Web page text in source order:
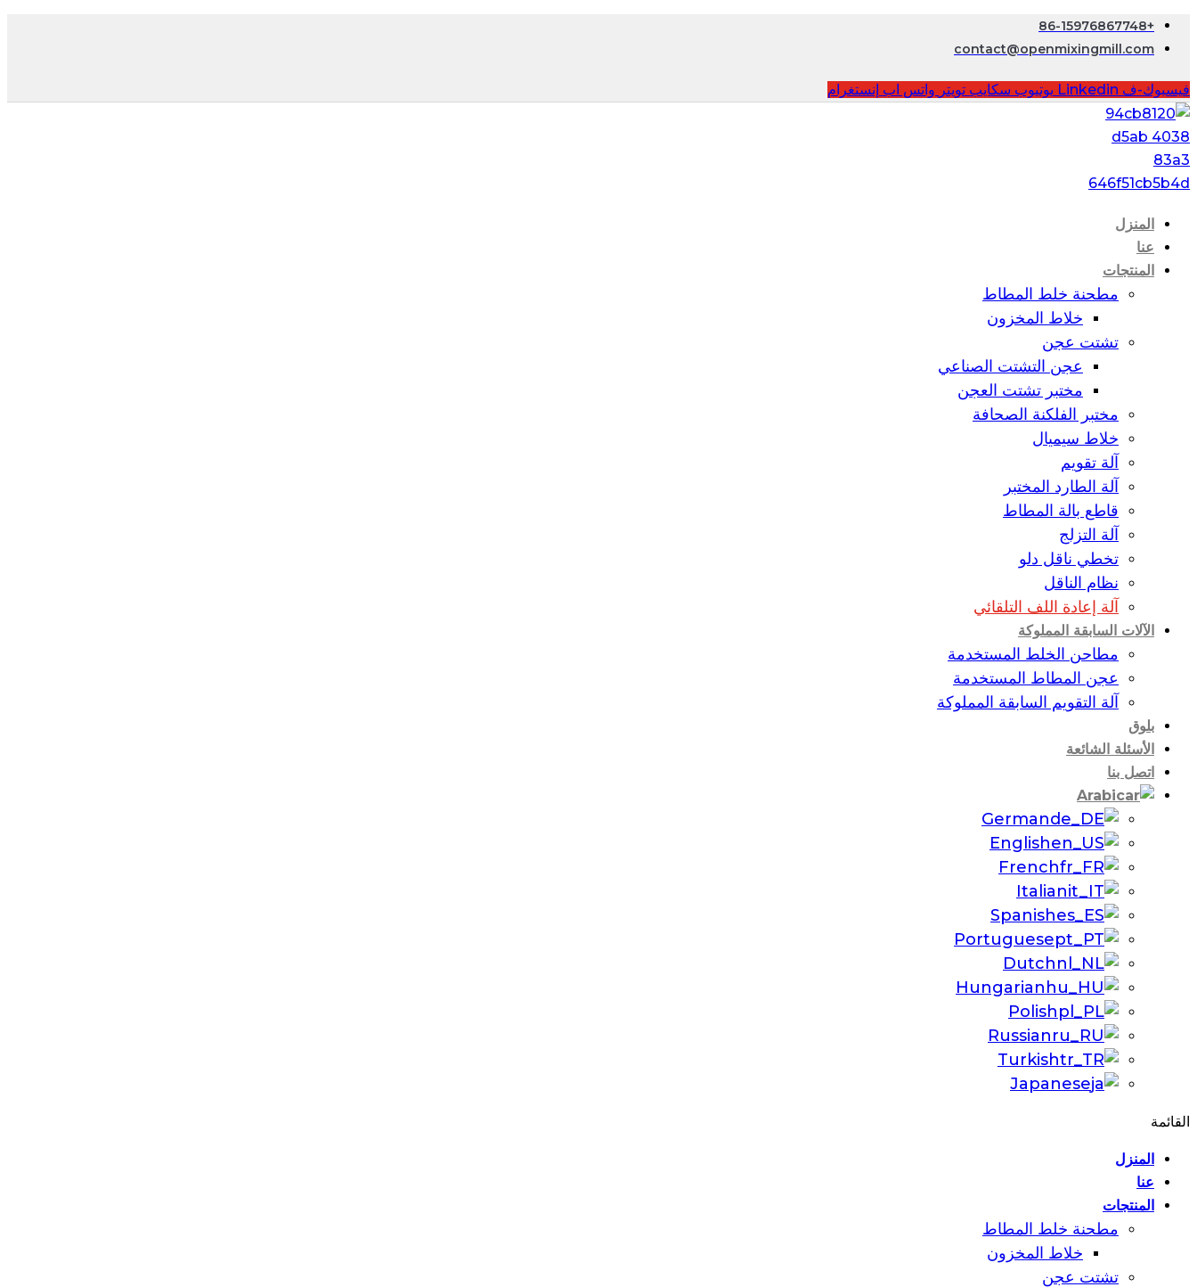
+86-15976867748
contact@openmixingmill.com
فيسبوك-ف Linkedin يوتيوب سكايب تويتر واتس اب إنستغرام
المنزل
عنا
المنتجات
مطحنة خلط المطاط
خلاط المخزون
تشتت عجن
عجن التشتت الصناعي
مختبر تشتت العجن
مختبر الفلكنة الصحافة
خلاط سيميال
آلة تقويم
آلة الطارد المختبر
قاطع بالة المطاط
آلة التزلج
تخطي ناقل دلو
نظام الناقل
آلة إعادة اللف التلقائي
الآلات السابقة المملوكة
مطاحن الخلط المستخدمة
عجن المطاط المستخدمة
آلة التقويم السابقة المملوكة
بلوق
الأسئلة الشائعة
اتصل بنا
Arabic
German
English
French
Italian
Spanish
Portuguese
Dutch
Hungarian
Polish
Russian
Turkish
Japanese
القائمة
المنزل
عنا
المنتجات
مطحنة خلط المطاط
خلاط المخزون
تشتت عجن